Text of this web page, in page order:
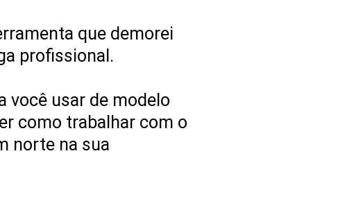
que demorei
profissional.
você usar de modelo
como trabalhar com o
norte na sua